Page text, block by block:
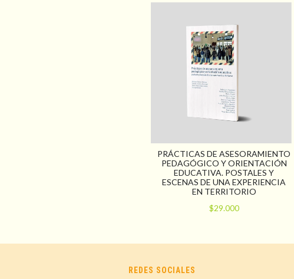
PRÁCTICAS DE ASESORAMIENTO
PEDAGÓGICO Y ORIENTACIÓN
EDUCATIVA. POSTALES Y
ESCENAS DE UNA EXPERIENCIA
EN TERRITORIO
$29.000
REDES SOCIALES